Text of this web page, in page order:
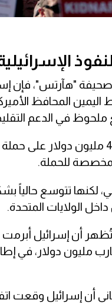
"هآرتس"، فإن
اليمين المحافظ
ملحوظ في الدعم
وكشف التقرير أن الحكومة الإسرائيلية
للحملة.
لكنها تتوسع حالياً
الولايات المتحدة.
تُظهر أن إسرائيل
دولار، في إطار
أن إسرائيل وقعت